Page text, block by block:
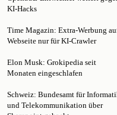
Webseite nur für KI-Crawler
Monaten eingeschlafen
Schweiz: Bundesamt für Informatik
und Telekommunikation über
Sharepoint gehackt